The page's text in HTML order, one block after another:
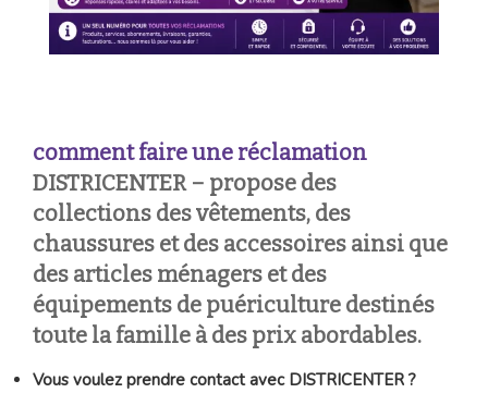
comment faire une réclamation
DISTRICENTER – propose des
collections des vêtements, des
chaussures et des accessoires ainsi que
des articles ménagers et des
équipements de puériculture destinés
toute la famille à des prix abordables.
Vous voulez prendre contact avec DISTRICENTER ?